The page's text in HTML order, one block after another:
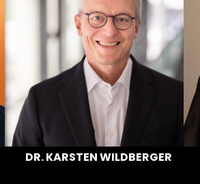
DR. KARSTEN WILDBERGER